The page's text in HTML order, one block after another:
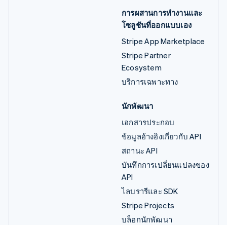
การผสานการทำงานและ
โซลูชันที่ออกแบบเอง
Stripe App Marketplace
Stripe Partner
Ecosystem
บริการเฉพาะทาง
นักพัฒนา
เอกสารประกอบ
ข้อมูลอ้างอิงเกี่ยวกับ API
สถานะ API
บันทึกการเปลี่ยนแปลงของ
API
ไลบรารีและ SDK
Stripe Projects
บล็อกนักพัฒนา